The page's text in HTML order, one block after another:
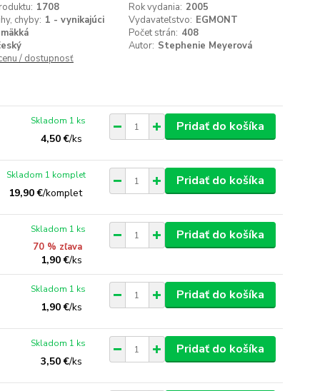
1708 Rok vydania: 2005
chyby: 1 - vynikajúci Vydavateľstvo: EGMONT
mäkká Počet strán: 408
Autor: Stephenie Meyerová
/ dostupnosť
4,50 €/ks
Skladom 1 ks Pridať do košíka
19,90 €/komplet
Skladom 1 komplet Pridať do košíka
70 % zľava
1,90 €/ks
Skladom 1 ks Pridať do košíka
1,90 €/ks
Skladom 1 ks Pridať do košíka
3,50 €/ks
Skladom 1 ks Pridať do košíka